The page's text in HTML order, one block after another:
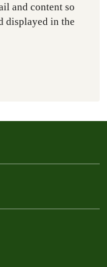
and content so
displayed in the